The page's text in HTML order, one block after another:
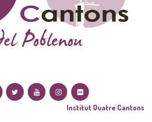
Institut Quatre Cantons